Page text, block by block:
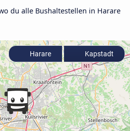
du alle Bushaltestellen in Harare
Harare Kapstadt